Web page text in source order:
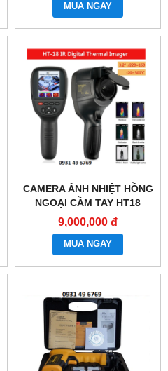
MUA NGAY
CAMERA ẢNH NHIỆT HỒNG
NGOẠI CẦM TAY HT18
9,000,000 đ
MUA NGAY